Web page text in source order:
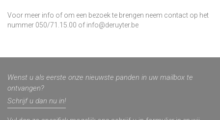
Voor meer info of om een bezoek te brengen neem contact op het
nummer 050/71.15.00 of info@deruyter.be
Wenst u als eerste onze nieuwste panden in uw mailbox te
ontvangen?
Schrijf u dan nu in!